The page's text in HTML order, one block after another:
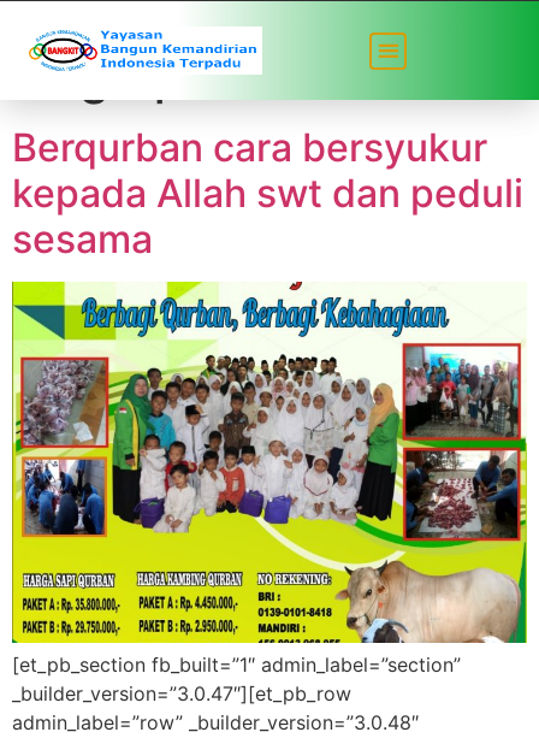
Tag:qurban berkah
Berqurban cara bersyukur
kepada Allah swt dan peduli
sesama
[et_pb_section fb_built=”1″ admin_label=”section”
_builder_version=”3.0.47″][et_pb_row
admin_label=”row” _builder_version=”3.0.48″